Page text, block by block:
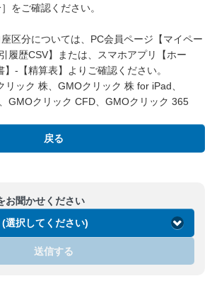
をご確認ください。
区分については、PC会員ページ【マイペー
履歴CSV】または、スマホアプリ【ホー
-【精算表】よりご確認ください。
ック 株、GMOクリック 株 for iPad、
GMOクリック CFD、GMOクリック 365
戻る
お聞かせください
(選択してください)
送信する